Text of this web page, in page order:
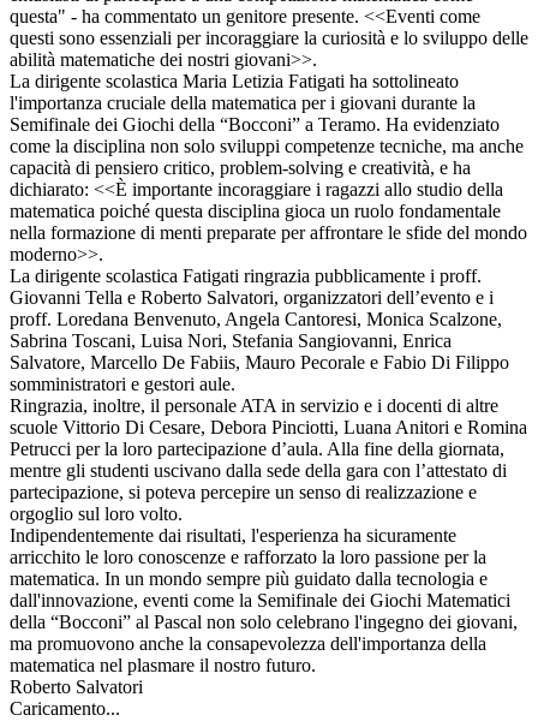
questa" - ha commentato un genitore presente. <<Eventi come
questi sono essenziali per incoraggiare la curiosità e lo sviluppo delle
abilità matematiche dei nostri giovani>>.
La dirigente scolastica Maria Letizia Fatigati ha sottolineato
l'importanza cruciale della matematica per i giovani durante la
Semifinale dei Giochi della “Bocconi” a Teramo. Ha evidenziato
come la disciplina non solo sviluppi competenze tecniche, ma anche
capacità di pensiero critico, problem-solving e creatività, e ha
dichiarato: <<È importante incoraggiare i ragazzi allo studio della
matematica poiché questa disciplina gioca un ruolo fondamentale
nella formazione di menti preparate per affrontare le sfide del mondo
moderno>>.
La dirigente scolastica Fatigati ringrazia pubblicamente i proff.
Giovanni Tella e Roberto Salvatori, organizzatori dell’evento e i
proff. Loredana Benvenuto, Angela Cantoresi, Monica Scalzone,
Sabrina Toscani, Luisa Nori, Stefania Sangiovanni, Enrica
Salvatore, Marcello De Fabiis, Mauro Pecorale e Fabio Di Filippo
somministratori e gestori aule.
Ringrazia, inoltre, il personale ATA in servizio e i docenti di altre
scuole Vittorio Di Cesare, Debora Pinciotti, Luana Anitori e Romina
Petrucci per la loro partecipazione d’aula. Alla fine della giornata,
mentre gli studenti uscivano dalla sede della gara con l’attestato di
partecipazione, si poteva percepire un senso di realizzazione e
orgoglio sul loro volto.
Indipendentemente dai risultati, l'esperienza ha sicuramente
arricchito le loro conoscenze e rafforzato la loro passione per la
matematica. In un mondo sempre più guidato dalla tecnologia e
dall'innovazione, eventi come la Semifinale dei Giochi Matematici
della “Bocconi” al Pascal non solo celebrano l'ingegno dei giovani,
ma promuovono anche la consapevolezza dell'importanza della
matematica nel plasmare il nostro futuro.
Roberto Salvatori
Caricamento...